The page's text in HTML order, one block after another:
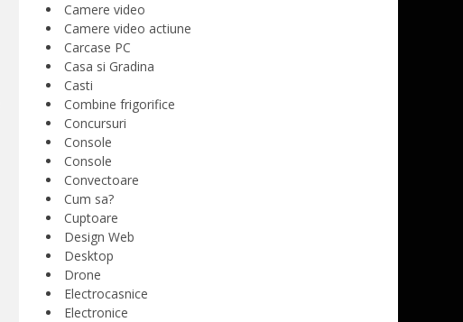
Camere video
Camere video actiune
Carcase PC
Casa si Gradina
Casti
Combine frigorifice
Concursuri
Console
Console
Convectoare
Cum sa?
Cuptoare
Design Web
Desktop
Drone
Electrocasnice
Electronice